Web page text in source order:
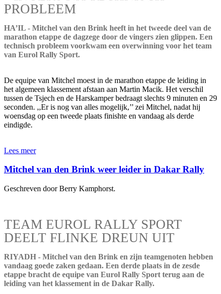
PROBLEEM
HA’IL - Mitchel van den Brink heeft in het tweede deel van de
marathon etappe de dagzege door de vingers zien glippen. Een
technisch probleem voorkwam een overwinning voor het team
van Eurol Rally Sport.
De equipe van Mitchel moest in de marathon etappe de leiding in
het algemeen klassement afstaan aan Martin Macik. Het verschil
tussen de Tsjech en de Harskamper bedraagt slechts 9 minuten en 29
seconden. ,,Er is nog van alles mogelijk,’’ zei Mitchel, nadat hij
woensdag op een tweede plaats finishte en vandaag als derde
eindigde.
Lees meer
Mitchel van den Brink weer leider in Dakar Rally
Geschreven door Berry Kamphorst.
TEAM EUROL RALLY SPORT
DEELT FLINKE DREUN UIT
RIYADH - Mitchel van den Brink en zijn teamgenoten hebben
vandaag goede zaken gedaan. Een derde plaats in de zesde
etappe bracht de equipe van Eurol Rally Sport terug aan de
leiding van het klassement in de Dakar Rally.